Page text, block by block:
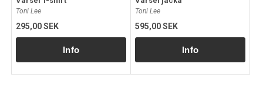
Toni Lee
295,00 SEK
Toni Lee
595,00 SEK